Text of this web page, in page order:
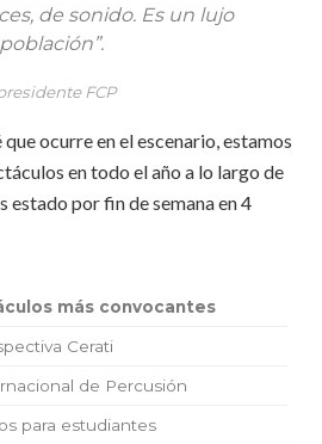
de sonido. Es un lujo
FCP
que ocurre en el escenario, estamos
en todo el año a lo largo de
estado por fin de semana en 4
más convocantes
Cerati
de Percusión
para estudiantes